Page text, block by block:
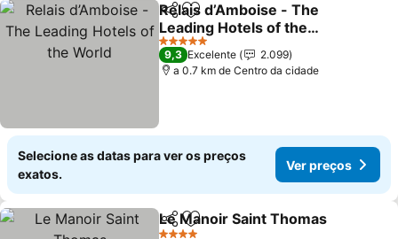
PartilharAdicionar aos favoritos
Relais d’Amboise - The
Leading Hotels of the
World
Ver preços
5 Estrelas
9,3 Excelente
2.099
a 0.7 km de Centro da cidade
Selecione as datas para ver os preços
exatos.
Ver preços
PartilharAdicionar aos favoritos
Le Manoir Saint Thomas